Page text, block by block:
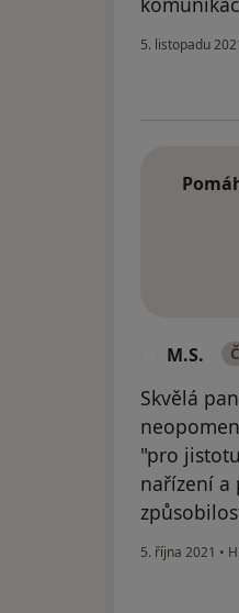
5. listopadu
M.S.
Skvělá
"pro
nařízení a
5. října 2021 •